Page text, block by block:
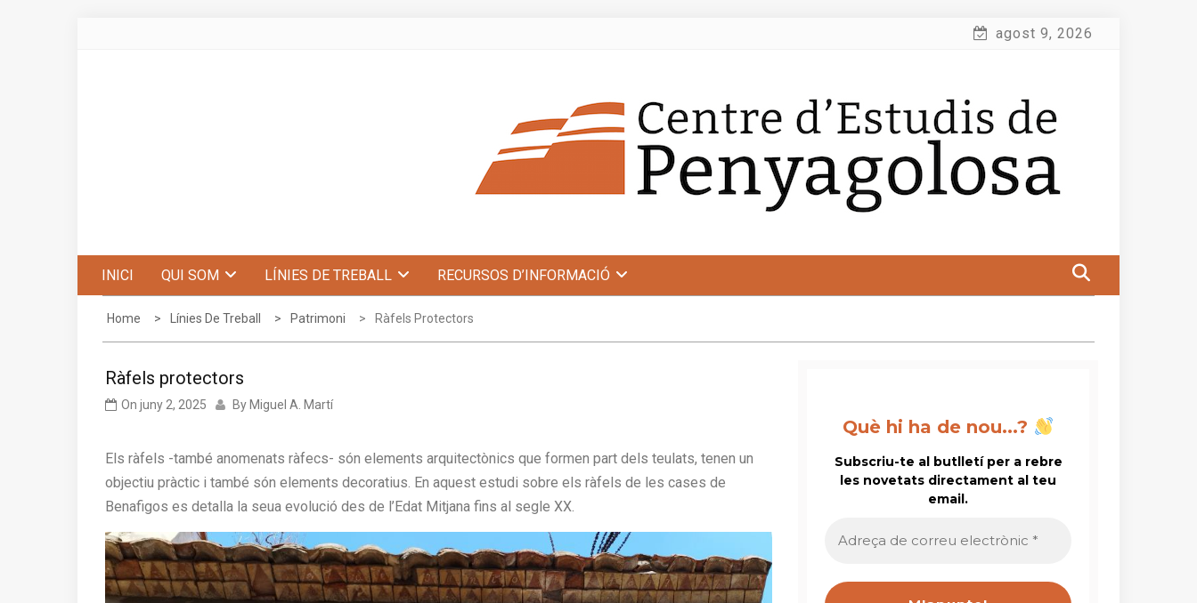
agost 9, 2026
INICI QUI SOM LÍNIES DE TREBALL RECURSOS D’INFORMACIÓ
Home Línies De Treball Patrimoni Ràfels Protectors
Ràfels protectors
On juny 2, 2025 By Miguel A. Martí
Els ràfels -també anomenats ràfecs- són elements arquitectònics que formen part dels teulats, tenen un
objectiu pràctic i també són elements decoratius. En aquest estudi sobre els ràfels de les cases de
Benafigos es detalla la seua evolució des de l’Edat Mitjana fins al segle XX.
Què hi ha de nou...?
Subscriu-te al butlletí per a rebre
les novetats directament al teu
email.
de
*